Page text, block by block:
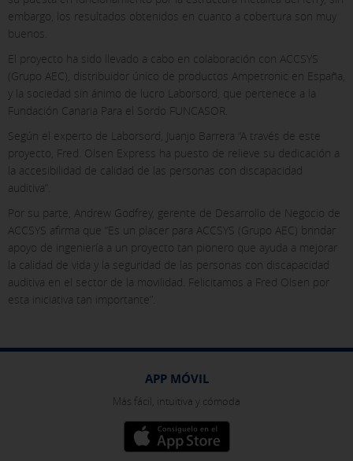
embargo, los resultados obtenidos en cuanto a cobertura son muy
buenos.
El proyecto ha sido llevado a cabo en colaboración con ACCSYS
(Grupo AEC), distribuidor único de productos Ampetronic en España,
y la sociedad sin ánimo de lucro Laborsord, que pertenece a la
Fundación Canaria Para el Sordo FUNCASOR.
Según el experto de Laborsord, Juanjo Barrera “A través de este
proyecto, Fred. Olsen Express ha puesto de relieve su dedicación a
la accesibilidad de calidad de las personas con discapacidad
auditiva”.
Por su parte, Andrew Godfrey, gerente de Desarrollo de Negocio de
ACCSYS afirma que “Es un placer para ACCSYS (Grupo AEC) brindar
apoyo de ingeniería a un proyecto tan pionero que ayuda a mejorar
la calidad de vida y la seguridad de las personas con discapacidad
auditiva en el sector de la movilidad. Felicitamos a Fred Olsen por
esta iniciativa tan importante”.
APP MÓVIL
Más fácil, intuitiva y cómoda
Pulsa aquí para desactivar las cookies opcionales
Puedes volver a configurar tus cookies desde la sección "Política de
política de cookies